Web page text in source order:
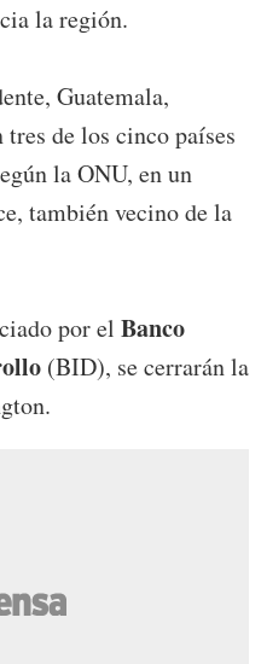
la región.
Guatemala,
de los cinco países
la ONU, en un
también vecino de la
por el Banco
(BID), se cerrarán la